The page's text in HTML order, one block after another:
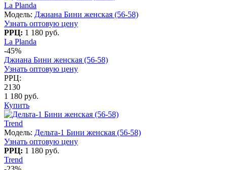
La Planda
Модель: Джиана Бини женская (56-58)
Узнать оптовую цену
РРЦ: 1 180 руб.
La Planda
-45%
Джиана Бини женская (56-58)
Узнать оптовую цену
РРЦ:
2130
1 180 руб.
Купить
Trend
Модель: Дельта-1 Бини женская (56-58)
Узнать оптовую цену
РРЦ: 1 180 руб.
Trend